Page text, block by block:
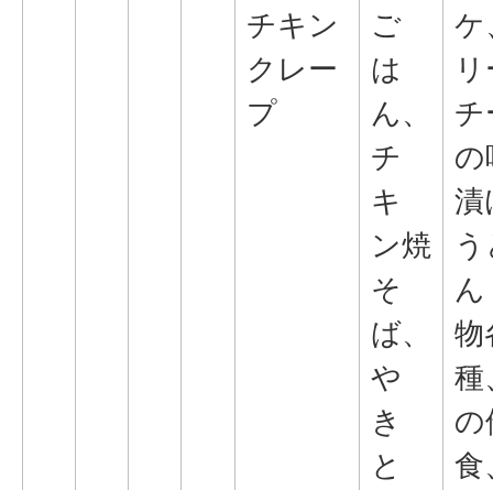
チキン
クレー
プ
ご
は
ん、
チ
キ
ン焼
そ
ば、
や
き
と
ケ
チ
の
漬
ん
物
種
の
食